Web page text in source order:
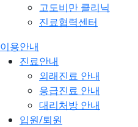
고도비만 클리닉
진료협력센터
이용안내
진료안내
외래진료 안내
응급진료 안내
대리처방 안내
입원/퇴원